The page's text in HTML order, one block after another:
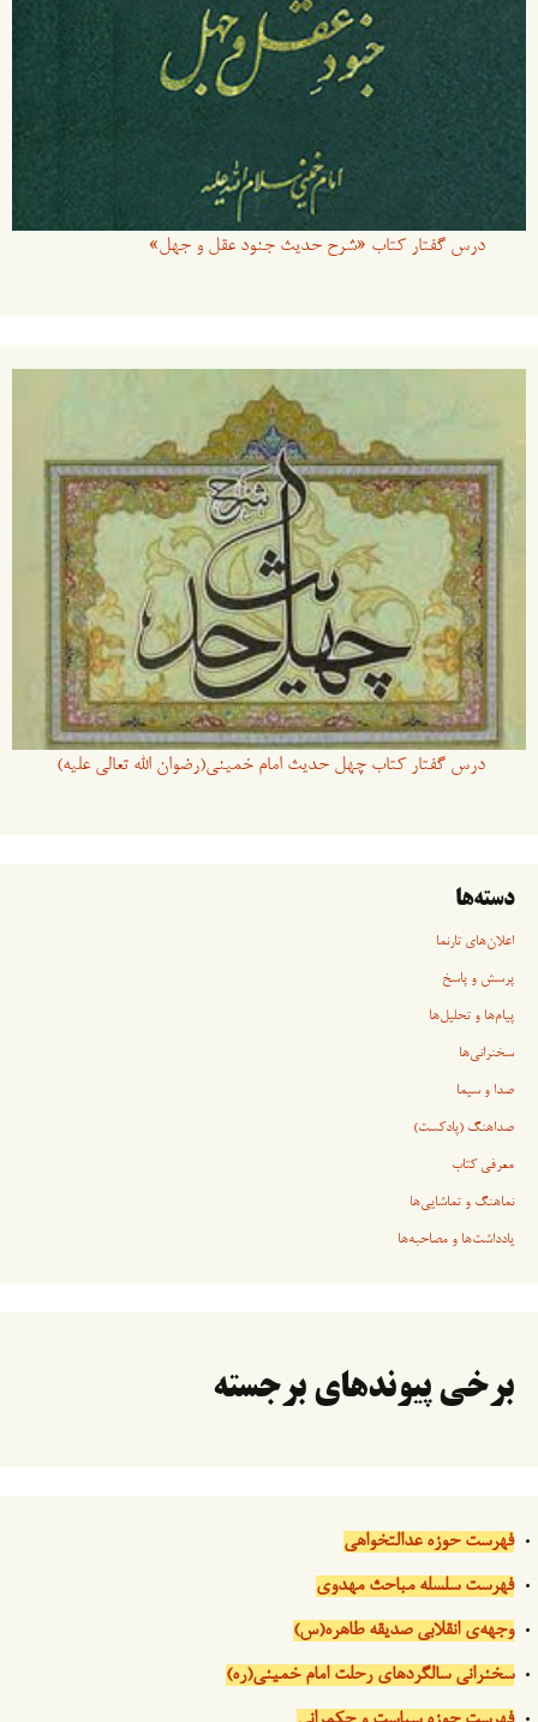
درس گفتار کتاب «شرح حدیث جنود عقل و جهل»
درس گفتار کتاب چهل حدیث امام خمینی(رضوان الله تعالی علیه)
دسته‌ها
اعلان‌های تارنما
پرسش و پاسخ
پیام‌ها و تحلیل‌ها
سخنرانی‏‏‌ها
صدا و سیما
صداهنگ (پادکست)
معرفی کتاب
نماهنگ و تماشایی‌ها
یادداشت‌ها و مصاحبه‌ها
برخی پیوندهای برجسته
فهرست حوزه عدالتخواهی
فهرست سلسله مباحث مهدوی
وجهه‌ی انقلابی صدیقه طاهره(س)
سخنرانی سالگردهای رحلت امام خمینی(ره)